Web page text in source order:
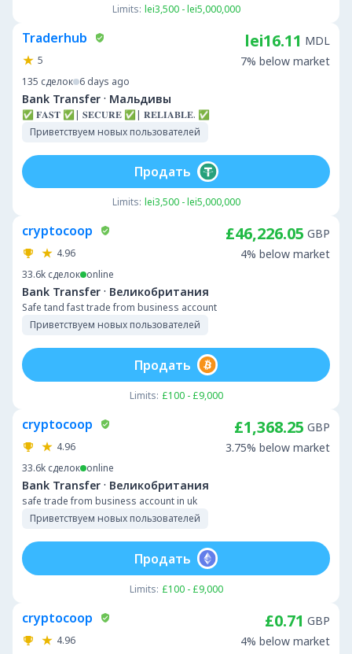
Limits: lei3,500 - lei5,000,000
Traderhub
5
135 сделок 6 days ago
Bank Transfer · Мальдивы
✅ 𝐅𝐀𝐒𝐓 ✅| 𝐒𝐄𝐂𝐔𝐑𝐄 ✅| 𝐑𝐄𝐋𝐈𝐀𝐁𝐋𝐄. ✅
Приветствуем новых пользователей
lei16.11 MDL
7% below market
Limits: lei3,500 - lei5,000,000
Продать
cryptocoop
4.96
33.6k сделок online
Bank Transfer · Великобритания
Safe tand fast trade from business account
Приветствуем новых пользователей
£46,226.05 GBP
4% below market
Limits: £100 - £9,000
Продать
cryptocoop
4.96
33.6k сделок online
Bank Transfer · Великобритания
safe trade from business account in uk
Приветствуем новых пользователей
£1,368.25 GBP
3.75% below market
Limits: £100 - £9,000
Продать
cryptocoop
4.96
£0.71 GBP
4% below market